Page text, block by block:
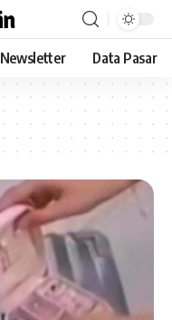
Newsletter Data Pasar